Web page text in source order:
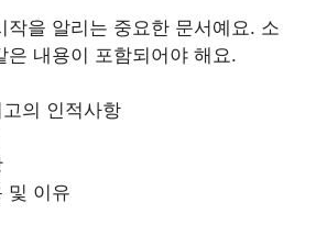
작을 알리는 중요한 문서예요. 소
은 내용이 포함되어야 해요.
의 인적사항
및 이유